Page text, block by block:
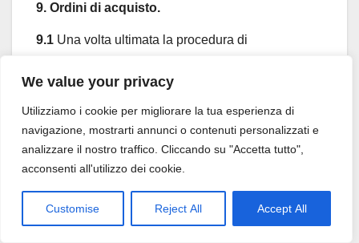
We value your privacy
Utilizziamo i cookie per migliorare la tua esperienza di
navigazione, mostrarti annunci o contenuti personalizzati e
analizzare il nostro traffico. Cliccando su "Accetta tutto",
acconsenti all'utilizzo dei cookie.
Customise Reject All Accept All
9. Ordini di acquisto.
9.1 Una volta ultimata la procedura di
l’utente dovrà selezionare uno o più Prodotti di cui
intenda effettuare l’acquisto, inserendoli in un
“carrello” virtuale, di cui potrà sempre visualizzare
il contenuto prima di procedere all’inoltro
dell’Ordine.
9.2
Cliccando sul tasto “Vai alla Cassa” presente
alla pagina del Sito denominata “Carrello”, l’utente